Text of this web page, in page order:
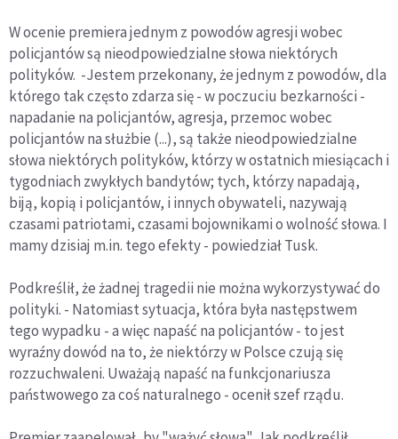
W ocenie premiera jednym z powodów agresji wobec
policjantów są nieodpowiedzialne słowa niektórych
polityków. -Jestem przekonany, że jednym z powodów, dla
którego tak często zdarza się - w poczuciu bezkarności -
napadanie na policjantów, agresja, przemoc wobec
policjantów na służbie (...), są także nieodpowiedzialne
słowa niektórych polityków, którzy w ostatnich miesiącach i
tygodniach zwykłych bandytów; tych, którzy napadają,
biją, kopią i policjantów, i innych obywateli, nazywają
czasami patriotami, czasami bojownikami o wolność słowa. I
mamy dzisiaj m.in. tego efekty - powiedział Tusk.
Podkreślił, że żadnej tragedii nie można wykorzystywać do
polityki. - Natomiast sytuacja, która była następstwem
tego wypadku - a więc napaść na policjantów - to jest
wyraźny dowód na to, że niektórzy w Polsce czują się
rozzuchwaleni. Uważają napaść na funkcjonariusza
państwowego za coś naturalnego - ocenił szef rządu.